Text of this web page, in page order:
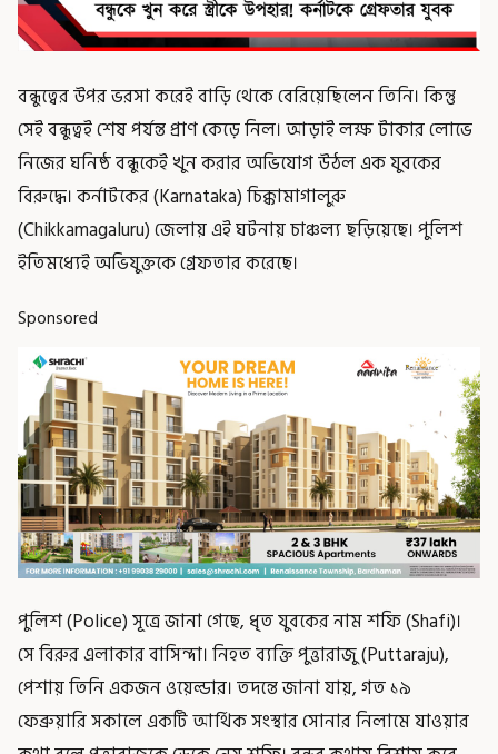
বন্ধুত্বের উপর ভরসা করেই বাড়ি থেকে বেরিয়েছিলেন তিনি। কিন্তু
সেই বন্ধুত্বই শেষ পর্যন্ত প্রাণ কেড়ে নিল। আড়াই লক্ষ টাকার লোভে
নিজের ঘনিষ্ঠ বন্ধুকেই খুন করার অভিযোগ উঠল এক যুবকের
বিরুদ্ধে। কর্নাটকের (Karnataka) চিক্কামাগালুরু
(Chikkamagaluru) জেলায় এই ঘটনায় চাঞ্চল্য ছড়িয়েছে। পুলিশ
ইতিমধ্যেই অভিযুক্তকে গ্রেফতার করেছে।
Sponsored
পুলিশ (Police) সূত্রে জানা গেছে, ধৃত যুবকের নাম শফি (Shafi)।
সে বিরুর এলাকার বাসিন্দা। নিহত ব্যক্তি পুত্তারাজু (Puttaraju),
পেশায় তিনি একজন ওয়েল্ডার। তদন্তে জানা যায়, গত ১৯
ফেব্রুয়ারি সকালে একটি আর্থিক সংস্থার সোনার নিলামে যাওয়ার